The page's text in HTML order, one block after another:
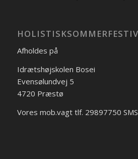
Afholdes på
Idrætshøjskolen Bosei
Evensølundvej 5
4720 Præstø
Vores mob.vagt tlf. 29897750